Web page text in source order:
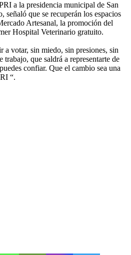
a la presidencia municipal de San
señaló que se recuperán los espacios
Artesanal, la promoción del
Hospital Veterinario gratuito.
a votar, sin miedo, sin presiones, sin
que saldrá a representarte de
confiar. Que el cambio sea una
“.